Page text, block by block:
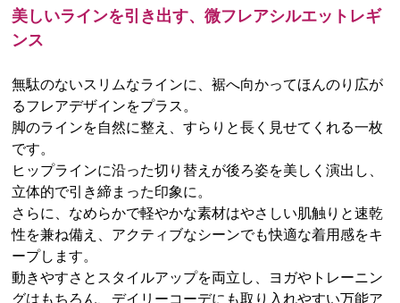
美しいラインを引き出す、微フレアシルエットレギ
ンス
無駄のないスリムなラインに、裾へ向かってほんのり広が
るフレアデザインをプラス。
脚のラインを自然に整え、すらりと長く見せてくれる一枚
です。
ヒップラインに沿った切り替えが後ろ姿を美しく演出し、
立体的で引き締まった印象に。
さらに、なめらかで軽やかな素材はやさしい肌触りと速乾
性を兼ね備え、アクティブなシーンでも快適な着用感をキ
ープします。
動きやすさとスタイルアップを両立し、ヨガやトレーニン
グはもちろん、デイリーコーデにも取り入れやすい万能ア